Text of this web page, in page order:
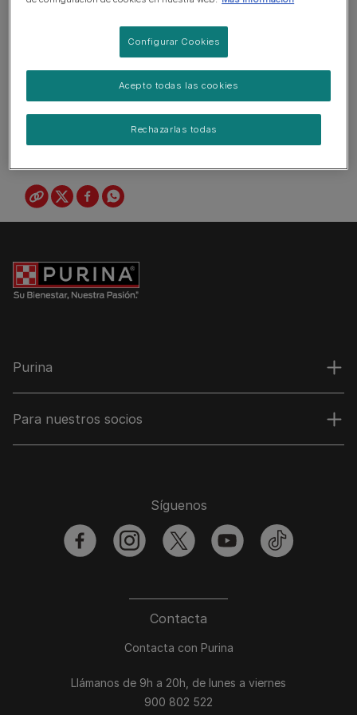
Purina
Para nuestros socios
Contacta
Contacta con Purina
Llámanos de 9h a 20h, de lunes a viernes
900 802 522
Síguenos
facebookinstagramtwitter youtubetiktok
Configurar Cookies
Rechazarlas todas
Acepto todas las cookies